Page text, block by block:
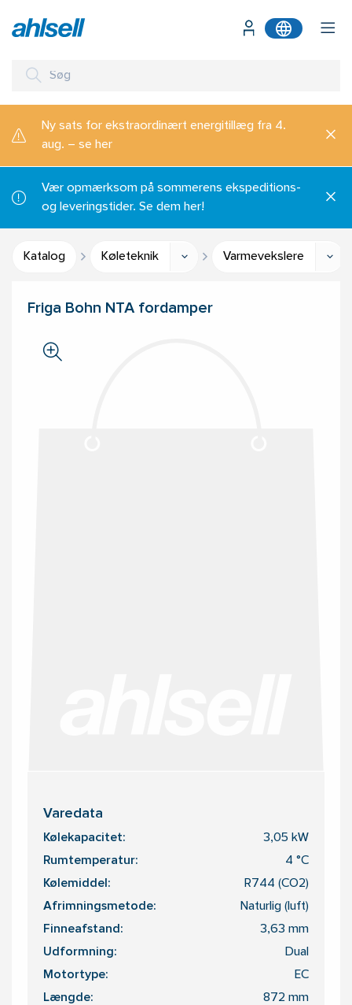
Ny sats for ekstraordinært energitillæg fra 4.
aug. – se her
Vær opmærksom på sommerens ekspeditions-
og leveringstider. Se dem her!
Katalog Køleteknik Varmevekslere
Friga Bohn NTA fordamper
Varedata
Kølekapacitet: 3,05 kW
Rumtemperatur: 4 °C
Kølemiddel: R744 (CO2)
Afrimningsmetode: Naturlig (luft)
Finneafstand: 3,63 mm
Udformning: Dual
Motortype: EC
Længde: 872 mm